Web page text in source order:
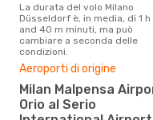
La durata del volo Milano
Düsseldorf è, in media, di 1 h
and 40 m minuti, ma può
cambiare a seconda delle
condizioni.
Aeroporti di origine
Milan Malpensa Airport,
Orio al Serio